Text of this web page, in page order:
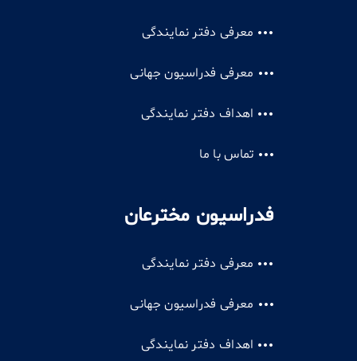
معرفی دفتر نمایندگی
معرفی فدراسیون جهانی
اهداف دفتر نمایندگی
تماس با ما
فدراسیون مخترعان
معرفی دفتر نمایندگی
معرفی فدراسیون جهانی
اهداف دفتر نمایندگی